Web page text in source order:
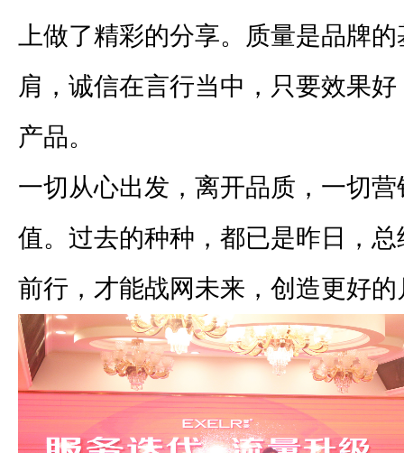
上做了精彩的分享。质量是品牌
肩，诚信在言行当中，只要效果
产品。
一切从心出发，离开品质，一切
值。过去的种种，都已是昨日，
前行，才能战网未来，创造更好的